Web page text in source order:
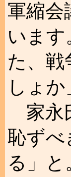
軍縮会
いま
た、戦
しょ
家永
恥ずべ
る」と